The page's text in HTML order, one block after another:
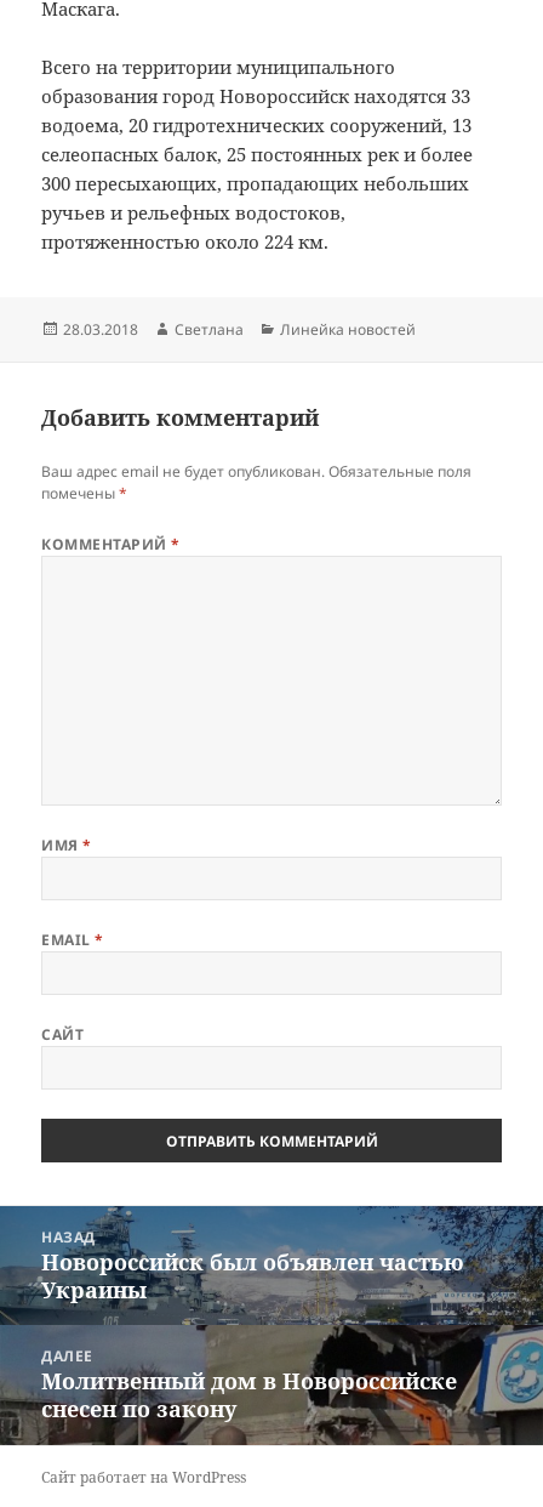
Маскага.
Всего на территории муниципального
образования город Новороссийск находятся 33
водоема, 20 гидротехнических сооружений, 13
селеопасных балок, 25 постоянных рек и более
300 пересыхающих, пропадающих небольших
ручьев и рельефных водостоков,
протяженностью около 224 км.
Опубликовано
28.03.2018 Автор
Светлана Рубрики
Линейка новостей
Добавить комментарий
Ваш адрес email не будет опубликован. Обязательные поля
помечены*
КОММЕНТАРИЙ*
ИМЯ*
EMAIL*
САЙТ
Навигация
записям
НАЗАД
Предыдущая
запись:
Новороссийск был объявлен частью
Украины
ДАЛЕЕ
Следующая
запись:
Молитвенный дом в Новороссийске
снесен по закону
Сайт работает на WordPress